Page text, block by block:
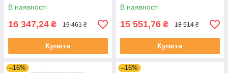
В наявності
16 347,24 ₴ 19 461 ₴
Купити
В наявності
15 551,76 ₴ 18 514 ₴
Купити
–16% –16%